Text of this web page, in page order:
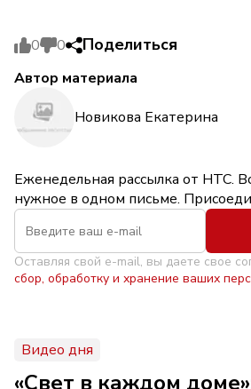
0 0 Поделиться
Автор материала
Новикова Екатерина
Еженедельная рассылка от НТС.
нужное в одном письме.
Оставляя свой e-mail, вы даете свое
сбор, обработку и хранение ваших
Видео дня
«Свет в каждом